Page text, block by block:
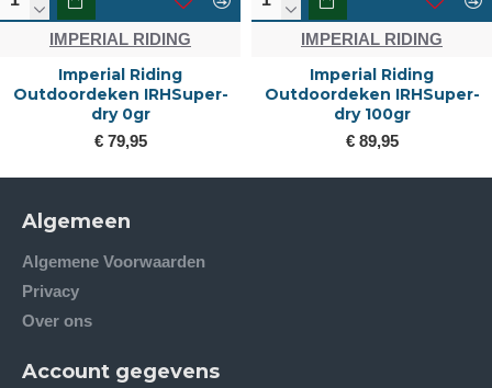
IMPERIAL RIDING
Imperial Riding
Outdoordeken IRHSuper-
dry 0gr
€ 79,95
IMPERIAL RIDING
Imperial Riding
Outdoordeken IRHSuper-
dry 100gr
€ 89,95
Algemeen
Algemene Voorwaarden
Privacy
Over ons
Account gegevens